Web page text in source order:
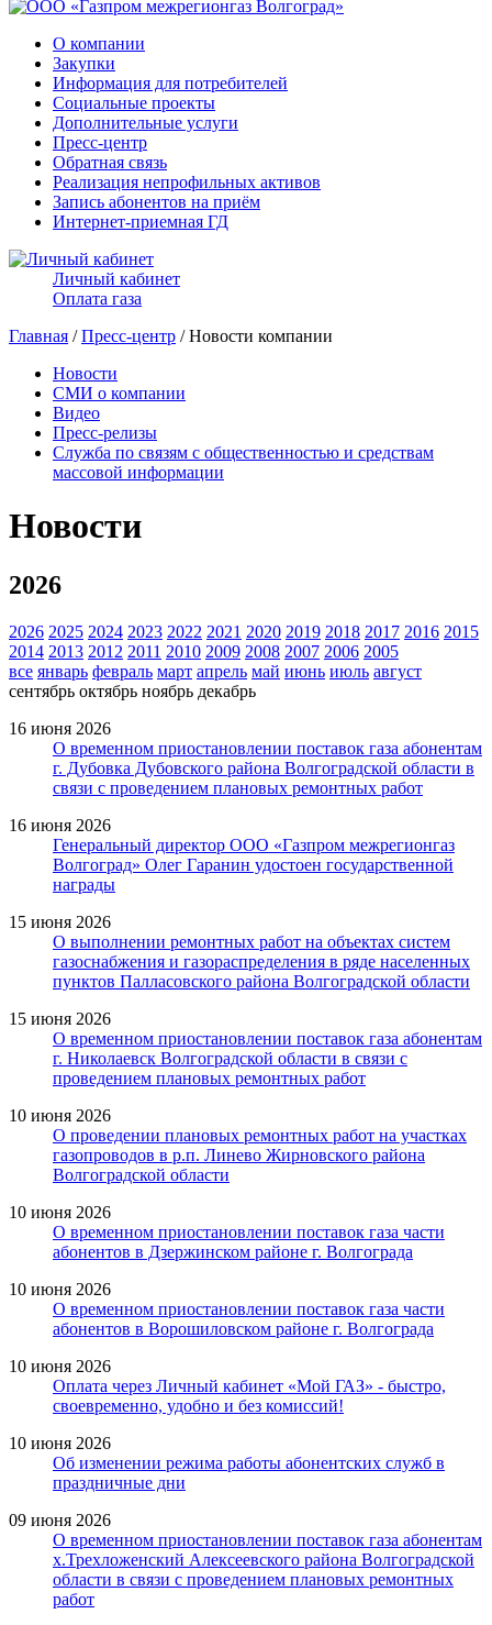
О компании
Закупки
Информация для потребителей
Социальные проекты
Дополнительные услуги
Пресс-центр
Обратная связь
Реализация непрофильных активов
Запись абонентов на приём
Интернет-приемная ГД
Личный кабинет
Оплата газа
Главная /Пресс-центр / Новости компании
Новости
СМИ о компании
Видео
Пресс-релизы
Служба по связям с общественностью и средствам
массовой информации
Новости
2026
2026 2025 2024 2023 2022 2021 2020 2019 2018 2017 2016 2015
2014 2013 2012 2011 2010 2009 2008 2007 2006 2005
все январь февраль март апрель май июнь июль август
сентябрь октябрь ноябрь декабрь
16 июня 2026
О временном приостановлении поставок газа абонентам
г. Дубовка Дубовского района Волгоградской области в
связи с проведением плановых ремонтных работ
16 июня 2026
Генеральный директор ООО «Газпром межрегионгаз
Волгоград» Олег Гаранин удостоен государственной
награды
15 июня 2026
О выполнении ремонтных работ на объектах систем
газоснабжения и газораспределения в ряде населенных
пунктов Палласовского района Волгоградской области
15 июня 2026
О временном приостановлении поставок газа абонентам
г. Николаевск Волгоградской области в связи с
проведением плановых ремонтных работ
10 июня 2026
О проведении плановых ремонтных работ на участках
газопроводов в р.п. Линево Жирновского района
Волгоградской области
10 июня 2026
О временном приостановлении поставок газа части
абонентов в Дзержинском районе г. Волгограда
10 июня 2026
О временном приостановлении поставок газа части
абонентов в Ворошиловском районе г. Волгограда
10 июня 2026
Оплата через Личный кабинет «Мой ГАЗ» - быстро,
своевременно, удобно и без комиссий!
10 июня 2026
Об изменении режима работы абонентских служб в
праздничные дни
09 июня 2026
О временном приостановлении поставок газа абонентам
х.Трехложенский Алексеевского района Волгоградской
области в связи с проведением плановых ремонтных
работ